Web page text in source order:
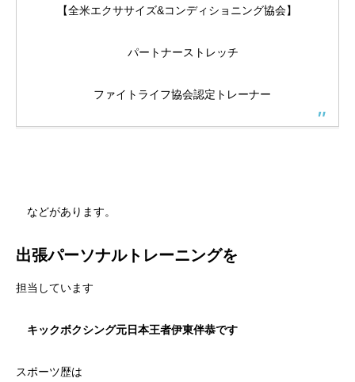
【全米エクササイズ&コンディショニング協会】
パートナーストレッチ
ファイトライフ協会認定トレーナー
などがあります。
出張パーソナルトレーニングを
担当しています
キックボクシング元日本王者伊東伴恭です
スポーツ歴は